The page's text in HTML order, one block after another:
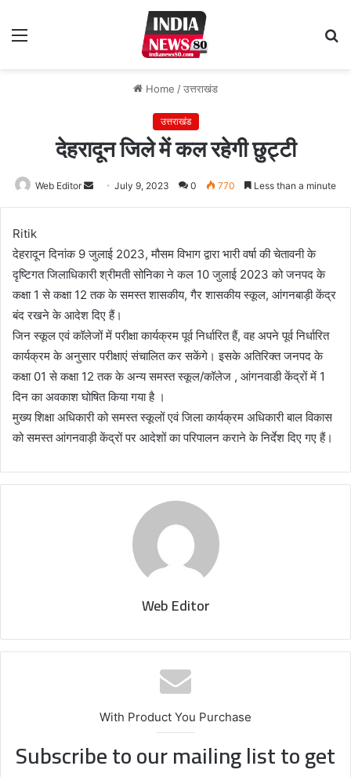
Home /उत्तराखंड
उत्तराखंड
देहरादून जिले में कल रहेगी छुट्टी
Web Editor
Send
an
July 9, 2023 0 770 Less than a minute
Ritik
देहरादून दिनांक 9 जुलाई 2023, मौसम विभाग द्वारा भारी वर्षा की चेतावनी के
दृष्टिगत जिलाधिकारी श्रीमती सोनिका ने कल 10 जुलाई 2023 को जनपद के
कक्षा 1 से कक्षा 12 तक के समस्त शासकीय, गैर शासकीय स्कूल, आंगनबाड़ी केंद्र
बंद रखने के आदेश दिए हैं।
जिन स्कूल एवं कॉलेजों में परीक्षा कार्यक्रम पूर्व निर्धारित हैं, वह अपने पूर्व निर्धारित
कार्यक्रम के अनुसार परीक्षाएं संचालित कर सकेंगे। इसके अतिरिक्त जनपद के
कक्षा 01 से कक्षा 12 तक के अन्य समस्त स्कूल/कॉलेज , आंगनवाडी केंद्रों में 1
दिन का अवकाश घोषित किया गया है ।
मुख्य शिक्षा अधिकारी को समस्त स्कूलों एवं जिला कार्यक्रम अधिकारी बाल विकास
को समस्त आंगनवाड़ी केंद्रों पर आदेशों का परिपालन कराने के निर्देश दिए गए हैं।
Web Editor
With Product You Purchase
Subscribe to our mailing list to get